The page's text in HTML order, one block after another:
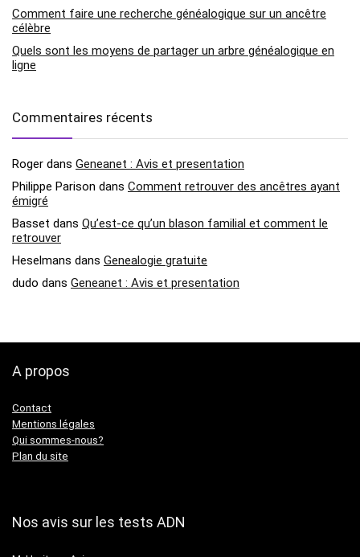
Comment faire une recherche généalogique sur un ancêtre
célèbre
Quels sont les moyens de partager un arbre généalogique en
ligne
Commentaires récents
Roger dans Geneanet : Avis et presentation
Philippe Parison dans Comment retrouver des ancêtres ayant
émigré
Basset dans Qu’est-ce qu’un blason familial et comment le
retrouver
Heselmans dans Genealogie gratuite
dudo dans Geneanet : Avis et presentation
A propos
Contact
Mentions légales
Qui sommes-nous?
Plan du site
Nos avis sur les tests ADN